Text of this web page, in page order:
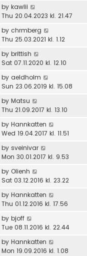
by kawlii
Thu 20.04.2023 kl. 21.47
by chrmberg
Thu 25.03.2021 kl. 1.12
by brittish
Sat 07.11.2020 kl. 12.10
by aeldholm
Sun 23.06.2019 kl. 15.08
by Matsu
Thu 21.09.2017 kl. 13.10
by Hannkatten
Wed 19.04.2017 kl. 11.51
by sveinivar
Mon 30.01.2017 kl. 9.53
by Olienh
Sat 03.12.2016 kl. 23.22
by Hannkatten
Thu 01.12.2016 kl. 17.56
by bjoff
Tue 08.11.2016 kl. 22.44
by Hannkatten
Mon 19.09.2016 kl. 1.08